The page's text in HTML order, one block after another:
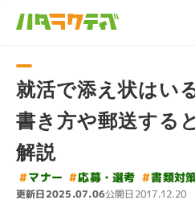
就活で添え状はい
書き方や郵送する
解説
#マナー #応募・選考 #書類対
更新日2025.07.06公開日2017.12.20